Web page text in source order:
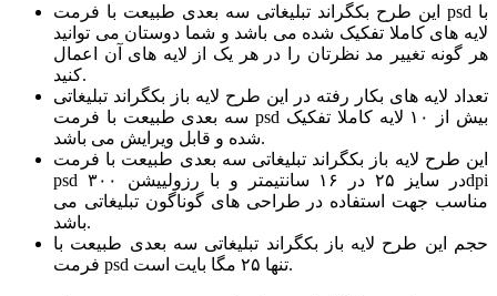
این طرح بکگراند تبلیغاتی سه بعدی طبیعت با فرمت psd با
لایه های کاملا تفکیک شده می باشد و شما دوستان می توانید
هر گونه تغییر مد نظرتان را در هر یک از لایه های آن اعمال
کنید.
تعداد لایه های بکار رفته در این طرح لایه باز بکگراند تبلیغاتی
سه بعدی طبیعت با فرمت psd بیش از ۱۰ لایه کاملا تفکیک
شده و قابل ویرایش می باشد.
این طرح لایه باز بکگراند تبلیغاتی سه بعدی طبیعت با فرمت
psd در سایز ۲۵ در ۱۶ سانتیمتر و با رزولییشن ۳۰۰dpi
مناسب جهت استفاده در طراحی های گوناگون تبلیغاتی می
باشد.
حجم این طرح لایه باز بکگراند تبلیغاتی سه بعدی طبیعت با
فرمت psd تنها ۲۵ مگا بایت است.